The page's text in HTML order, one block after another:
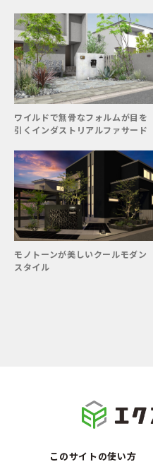
ワイルドで無骨なフォルムが目を
引くインダストリアルファサード
モノトーンが美しいクールモダン
スタイル
このサイトの使い方